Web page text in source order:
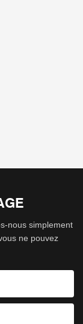
nous simplement
ne pouvez